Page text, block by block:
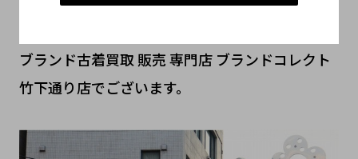
ブランド古着買取 販売 専門店 ブランドコレクト
竹下通り店でございます。